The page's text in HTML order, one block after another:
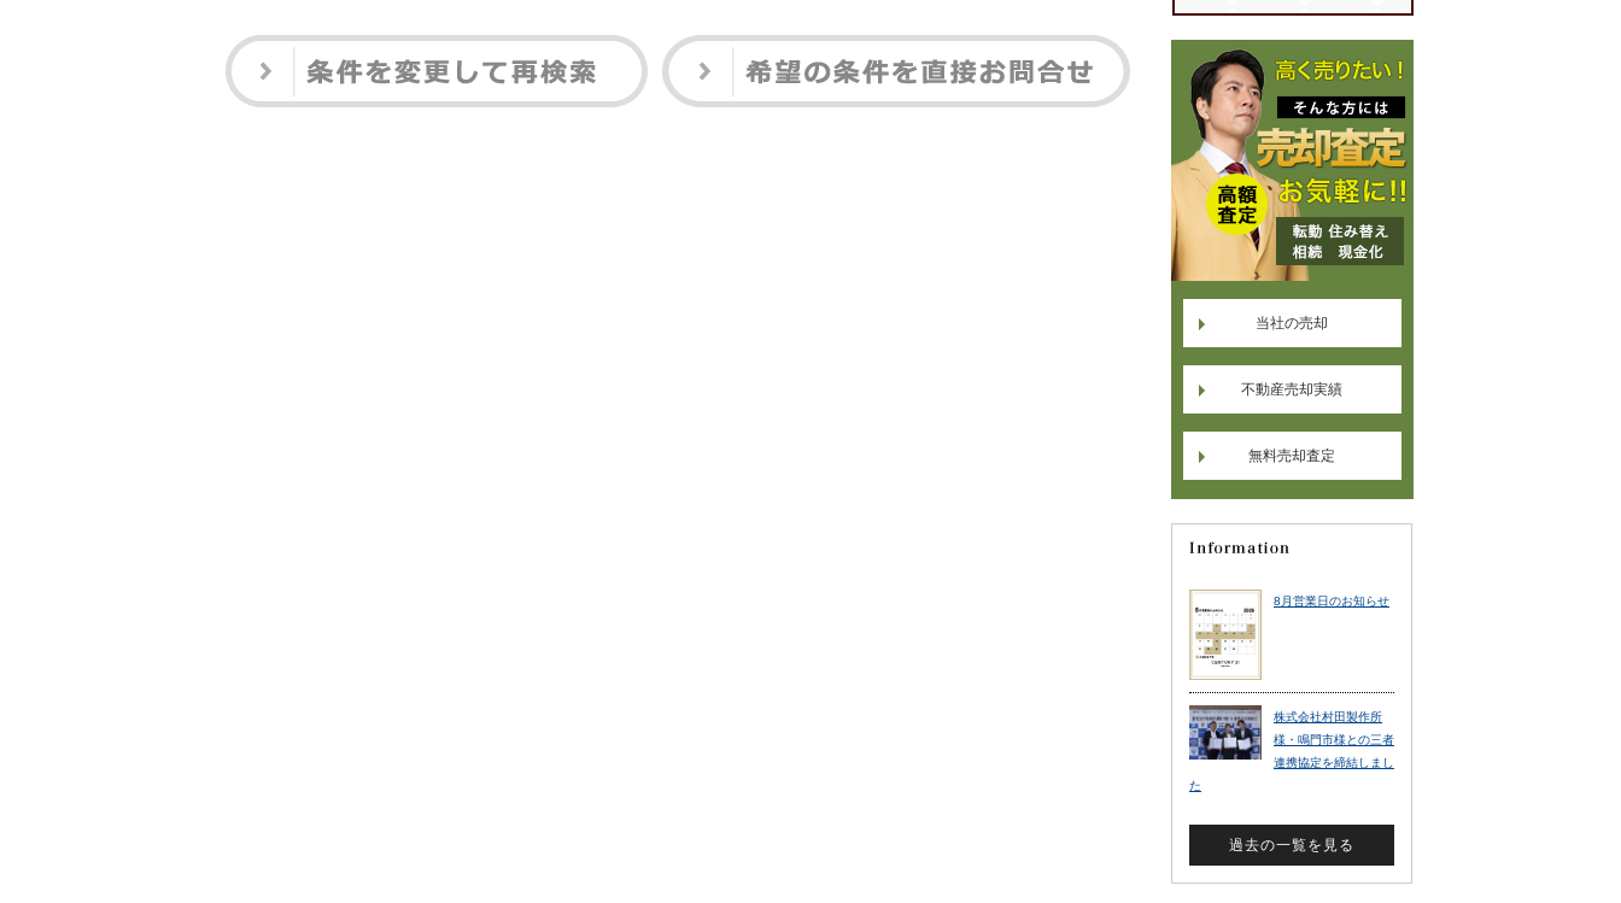
当社の売却
不動産売却実績
無料売却査定